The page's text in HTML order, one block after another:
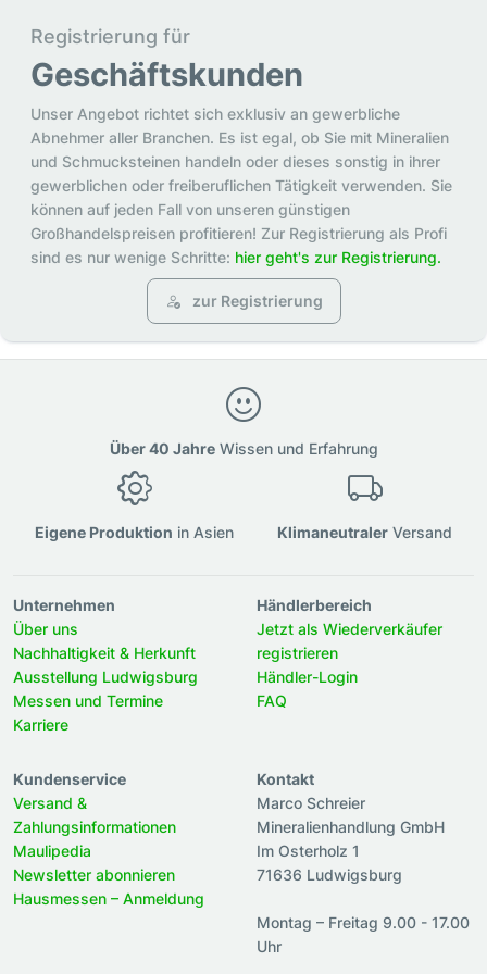
Registrierung für
Geschäftskunden
Unser Angebot richtet sich exklusiv an gewerbliche
Abnehmer aller Branchen. Es ist egal, ob Sie mit Mineralien
und Schmucksteinen handeln oder dieses sonstig in ihrer
gewerblichen oder freiberuflichen Tätigkeit verwenden. Sie
können auf jeden Fall von unseren günstigen
Großhandelspreisen profitieren! Zur Registrierung als Profi
sind es nur wenige Schritte: hier geht's zur Registrierung.
zur Registrierung
Über 40 JahreWissen und Erfahrung
Eigene Produktion in Asien Klimaneutraler Versand
Unternehmen
Über uns
Nachhaltigkeit & Herkunft
Ausstellung Ludwigsburg
Messen und Termine
Karriere
Händlerbereich
Jetzt als Wiederverkäufer
registrieren
Händler-Login
FAQ
Kundenservice
Versand &
Zahlungsinformationen
Maulipedia
Newsletter abonnieren
Hausmessen – Anmeldung
Kontakt
Marco Schreier
Mineralienhandlung GmbH
Im Osterholz 1
71636 Ludwigsburg
Montag – Freitag 9.00 - 17.00
Uhr